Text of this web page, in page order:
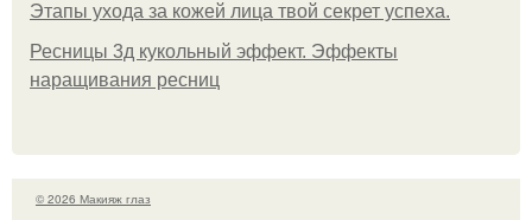
Этапы ухода за кожей лица твой секрет успеха.
Ресницы 3д кукольный эффект. Эффекты
наращивания ресниц
© 2026 Макияж глаз